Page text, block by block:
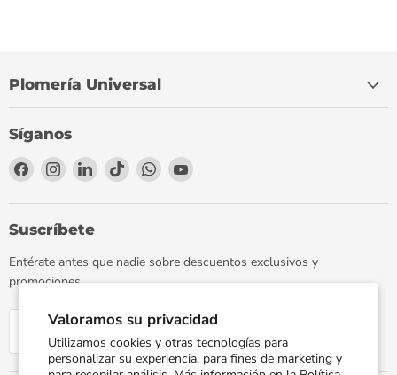
Valoramos su privacidad
Utilizamos cookies y otras tecnologías para
personalizar su experiencia, para fines de marketing y
Plomería Universal
Síganos
Encuéntrenos
Facebook
Encuéntrenos
Instagram
Encuéntrenos
LinkedIn
Encuéntrenos
TikTok
Encuéntrenos
WhatsApp
Encuéntrenos
YouTube
Suscríbete
Entérate antes que nadie sobre descuentos exclusivos y
promociones.
Correo electrónico